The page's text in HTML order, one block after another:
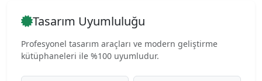
Tasarım Uyumluluğu
Profesyonel tasarım araçları ve modern geliştirme
kütüphaneleri ile %100 uyumludur.